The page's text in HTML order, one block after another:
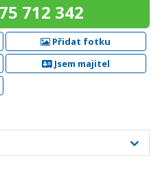
712 342
Přidat fotku
Jsem majitel